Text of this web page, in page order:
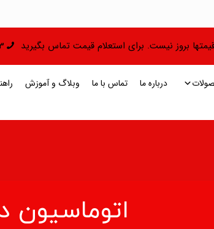
قیمتها بروز نیست. برای استعلام قیمت تماس بگیرید
درباره ما تماس با ما وبلاگ و آموزش
اتوماسیون